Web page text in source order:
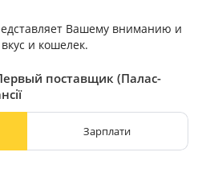
Вашему вниманию и
и кошелек.
поставщик (Палас-
Зарплати